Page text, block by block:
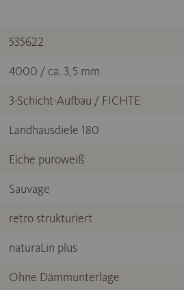
535622
4000 / ca. 3,5 mm
3-Schicht-Aufbau / FICHTE
Landhausdiele 180
Eiche puroweiß
Sauvage
retro strukturiert
naturaLin plus
Ohne Dämmunterlage